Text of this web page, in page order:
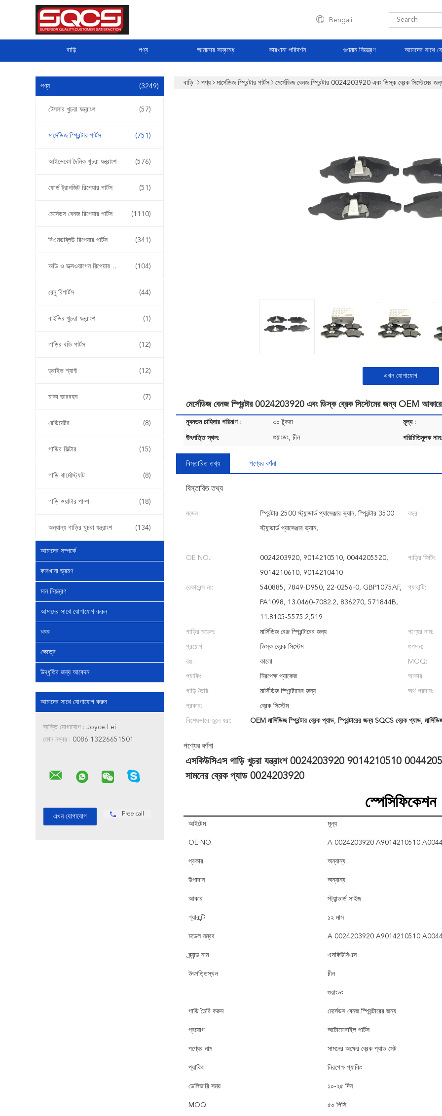
Bengali
বাড়ি পণ্য আমাদের সম্বন্ধে কারখানা পরিদর্শন গুণমান নিয়ন্ত্রণ আমাদের সাথে
পণ্য (3249)
টেসলার খুচরা যন্ত্রাংশ (57)
মার্সেডিজ স্প্রিন্টার পার্টস (751)
আইভেকো দৈনিক খুচরা যন্ত্রাংশ (576)
ফোর্ড ট্রানজিট রিপেয়ার পার্টস (51)
মের্সেডস বেনজ রিপেয়ার পার্টস (1110)
বিএমডব্লিউ রিপেয়ার পার্টস (341)
অডি ও ভক্সওয়াগেন রিপেয়ার পার্টস (104)
রেনু রিপার্টস (44)
বাইডির খুচরা যন্ত্রাংশ (1)
গাড়ির বডি পার্টস (12)
ড্রাইভ শ্যাফ্ট (12)
চাকা ভারবহন (7)
রেডিয়েটর (8)
গাড়ির ফিল্টার (15)
গাড়ি থার্মোস্ট্যাট (8)
গাড়ি ওয়াটার পাম্প (18)
অন্যান্য গাড়ির খুচরা যন্ত্রাংশ (134)
আমাদের সম্পর্কে
কারখানা ভ্রমণ
মান নিয়ন্ত্রণ
আমাদের সাথে যোগাযোগ করুন
খবর
ক্ষেত্রে
উদ্ধৃতির জন্য আবেদন
আমাদের সাথে যোগাযোগ করুন
ব্যক্তি যোগাযোগ : Joyce Lei
ফোন নম্বর : 0086 13226651501
Free call
বাড়ি পণ্য মার্সেডিজ স্প্রিন্টার পার্টস মের্সেডিজ বেনজ স্প্রিন্টার 0024203920 এবং ডিস্ক ব্রেক
এখন যোগাযোগ
মের্সেডিজ বেনজ স্প্রিন্টার 0024203920 এবং ডিস্ক ব্রেক সিস্টেমের জন্য OEM
ন্যূনতম চাহিদার পরিমাণ : ৩০ টুকরা মূল্য :
উৎপত্তি স্থল: গুয়াংডং, চীন পরিচিতিমুলক নাম:
বিস্তারিত তথ্য পণ্যের বর্ণনা
বিস্তারিত তথ্য
মডেল: স্প্রিন্টার 2500 স্ট্যান্ডার্ড প্যাসেঞ্জার ভ্যান, স্প্রিন্টার 3500
স্ট্যান্ডার্ড প্যাসেঞ্জার ভ্যান,
বছর:
OE NO.: 0024203920, 9014210510, 0044205520,
9014210610, 9014210410
গাড়ির ফিটিং:
রেফারেন্স নং: 540885, 7849-D950, 22-0256-0, GBP1075AF,
PA1098, 13.0460-7082.2, 836270, 571844B,
11.8105-5575.2,519
গ্যারান্টি:
গাড়ির মডেল: মার্সিডিজ বেঞ্জ স্প্রিন্টারের জন্য পণ্যের নাম:
প্রয়োগ: ডিস্ক ব্রেক সিস্টেম গুণমান:
রঙ: কালো MOQ:
প্যাকিং: নিরপেক্ষ প্যাকেজ আকার:
গাড়ি তৈরি: মার্সিডিজ স্প্রিন্টারের জন্য অর্থ প্রদান:
প্রকার: ব্রেক সিস্টেম
বিশেষভাবে তুলে ধরা: OEM মার্সিডিজ স্প্রিন্টার ব্রেক প্যাড, স্প্রিন্টারের জন্য SQCS ব্রেক প্যাড,
পণ্যের বর্ণনা
এসকিউসিএস গাড়ি খুচরা যন্ত্রাংশ 0024203920 9014210510
সামনের ব্রেক প্যাড 0024203920
স্পেসিফিকেশন
আইটেম মূল্য
OE NO. A 0024203920 A9014210510
প্রকার অন্যান্য
উপাদান অন্যান্য
আকার স্ট্যান্ডার্ড সাইজ
গ্যারান্টি ১২ মাস
মডেল নম্বর A 0024203920 A9014210510
ব্র্যান্ড নাম এসকিউসিএস
উৎপত্তিস্থল চীন
গুয়াংডং
গাড়ি তৈরি করুন মের্সেডস বেনজ স্প্রিন্টারের জন্য
প্রয়োগ অটোমোবাইল পার্টস
পণ্যের নাম সামনের অক্ষের ব্রেক প্যাড সেট
প্যাকিং নিরপেক্ষ প্যাকিং
ডেলিভারি সময় ১০-২৫ দিন
MOQ ৫০ পিসি